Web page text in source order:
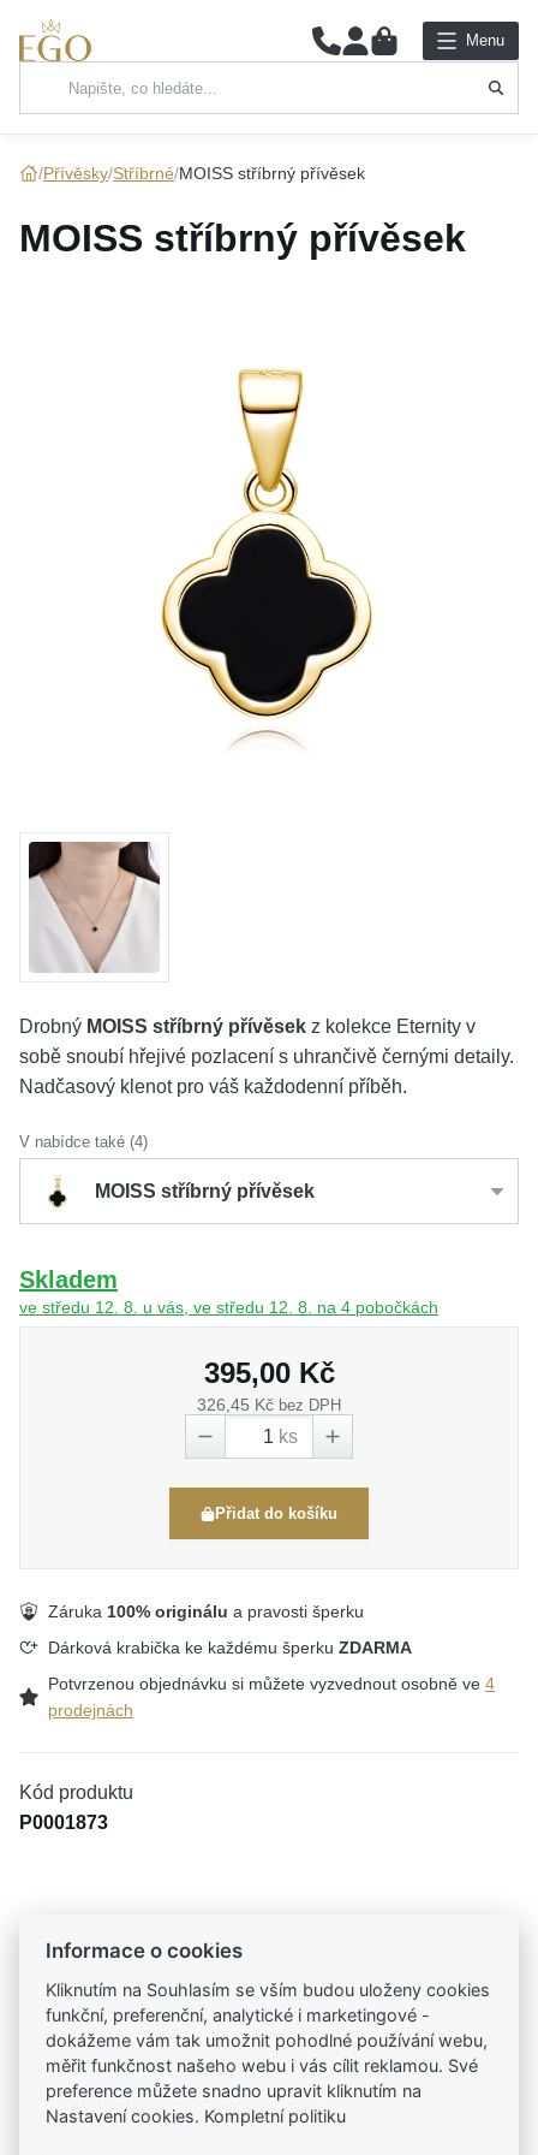
0 Menu
Hlavní kategorie
Přívěsky Stříbrné MOISS stříbrný přívěsek
MOISS stříbrný přívěsek
Drobný MOISS stříbrný přívěsek z kolekce Eternity v
sobě snoubí hřejivé pozlacení s uhrančivě černými detaily.
Nadčasový klenot pro váš každodenní příběh.
V nabídce také (4)
MOISS stříbrný přívěsek
Skladem
ve středu 12. 8. u vás, ve středu 12. 8. na 4 pobočkách
395,00 Kč
326,45 Kč bez DPH
ks
Přidat do košíku
Záruka 100% originálu a pravosti šperku
Dárková krabička ke každému šperku ZDARMA
Potvrzenou objednávku si můžete vyzvednout osobně ve 4
prodejnách
Kód produktu
P0001873
Už od roku 2001 jsme součástí vašich příběhů
Široký výběr produktů
Na našem e-shopu máte výběr z tisíců šperků
Garance vysoké kvality
Informace o cookies
Kliknutím na Souhlasím se vším budou uloženy cookies
funkční, preferenční, analytické i marketingové -
dokážeme vám tak umožnit pohodlné používání webu,
měřit funkčnost našeho webu i vás cílit reklamou. Své
preference můžete snadno upravit kliknutím na
Nastavení cookies. Kompletní politiku